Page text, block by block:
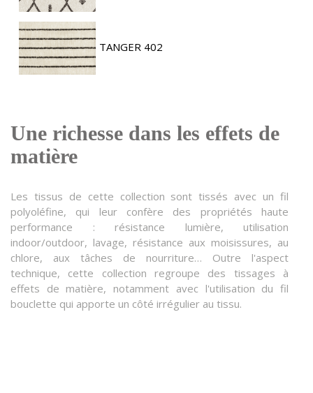
TANGER 402
Une richesse dans les effets de
matière
Les tissus de cette collection sont tissés avec un fil
polyoléfine, qui leur confère des propriétés haute
performance : résistance lumière, utilisation
indoor/outdoor, lavage, résistance aux moisissures, au
chlore, aux tâches de nourriture… Outre l'aspect
technique, cette collection regroupe des tissages à
effets de matière, notamment avec l'utilisation du fil
bouclette qui apporte un côté irrégulier au tissu.